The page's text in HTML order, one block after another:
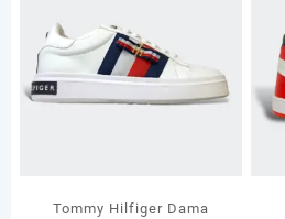
Tommy Hilfiger Dama